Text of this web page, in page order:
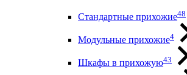
Стандартные прихожие48
Модульные прихожие4
Шкафы в прихожую43